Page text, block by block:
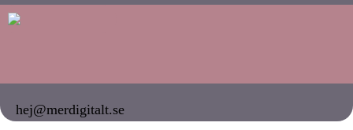
hej@merdigitalt.se